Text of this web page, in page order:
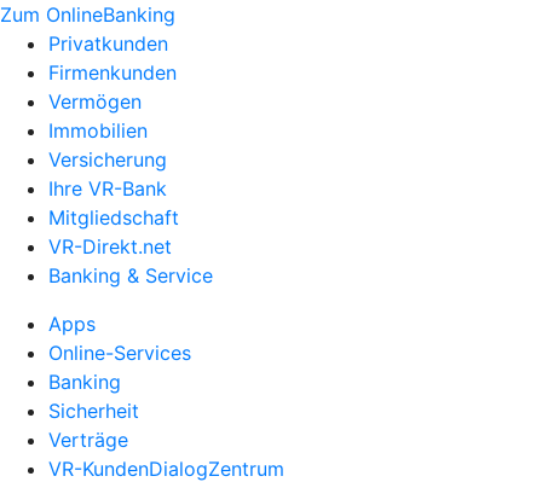
Zum OnlineBanking
Privatkunden
Firmenkunden
Vermögen
Immobilien
Versicherung
Ihre VR-Bank
Mitgliedschaft
VR-Direkt.net
Banking & Service
Apps
Online-Services
Banking
Sicherheit
Verträge
VR-KundenDialogZentrum